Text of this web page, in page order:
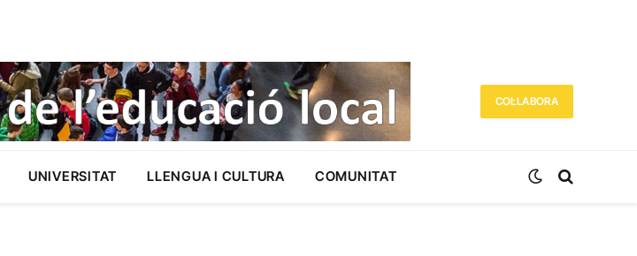
COL·LABORA
UNIVERSITAT LLENGUA I CULTURA COMUNITAT